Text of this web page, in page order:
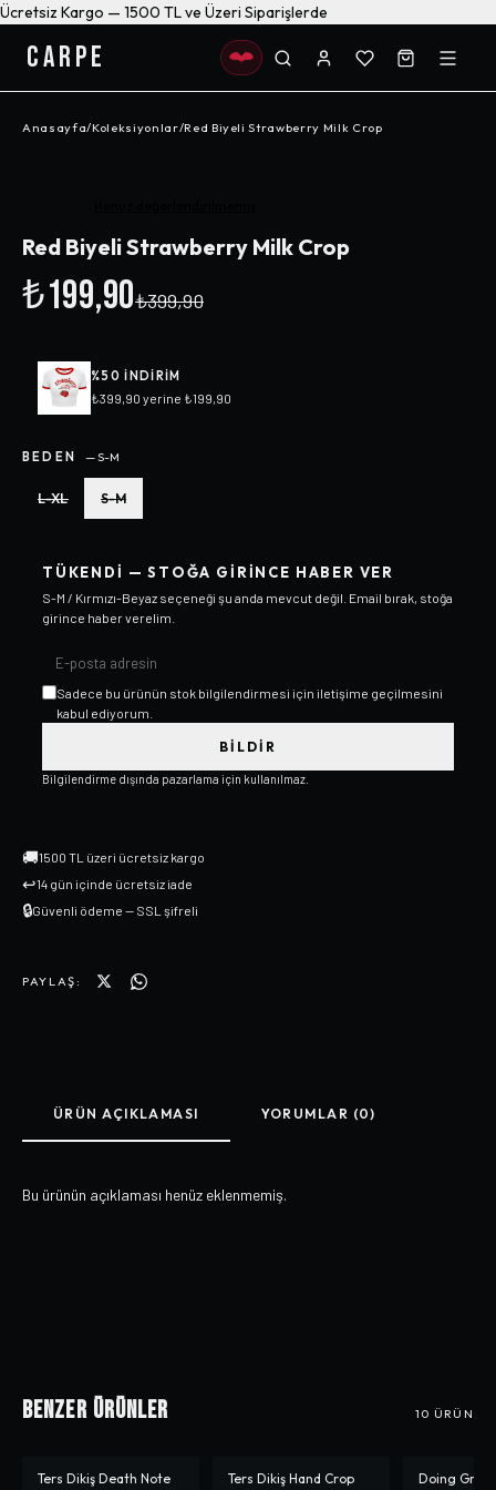
Ücretsiz Kargo — 1500 TL ve Üzeri Siparişlerde
CARPE
Anasayfa/Koleksiyonlar/Red Biyeli Strawberry Milk Crop
Red Biyeli Strawberry Milk Crop
₺199,90₺399,90
%50 INDIRIM
₺399,90 yerine ₺199,90
BEDEN —S-M
L-XL S-M
TÜKENDI — STOĞA GIRINCE HABER VER
S-M / Kırmızı-Beyaz seçeneği şu anda mevcut değil. Email bırak, stoğa
girince haber verelim.
Sadece bu ürünün stok bilgilendirmesi için iletişime geçilmesini
kabul ediyorum.
BILDIR
Bilgilendirme dışında pazarlama için kullanılmaz.
🚚1500 TL üzeri ücretsiz kargo
↩14 gün içinde ücretsiz iade
🔒Güvenli ödeme — SSL şifreli
PAYLAŞ:
ÜRÜN AÇIKLAMASI YORUMLAR (0)
Bu ürünün açıklaması henüz eklenmemiş.
Benzer Ürünler 10 ÜRÜN
-%33
Ters Dikiş Death Note
-%33
Ters Dikiş Hand Crop -%50
Doing